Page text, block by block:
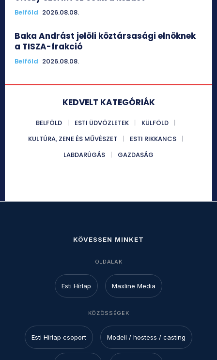
Belföld 2026.08.08.
Baka Andrást jelöli köztársasági elnöknek
a TISZA-frakció
Belföld 2026.08.08.
KEDVELT KATEGÓRIÁK
BELFÖLD ESTI ÜDVÖZLETEK
KÜLFÖLD
KULTÚRA, ZENE ÉS MŰVÉSZET
ESTI RIKKANCS
LABDARÚGÁS
GAZDASÁG
KÖVESSEN MINKET
OLDALAK
Esti Hírlap Maxline Media
KÖZÖSSÉGEK
Esti Hírlap csoport Modell / hostess / casting